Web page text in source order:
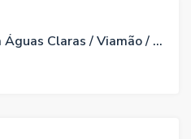
Casa em condomínio em Águas Claras / Viamão / RS, referência 135